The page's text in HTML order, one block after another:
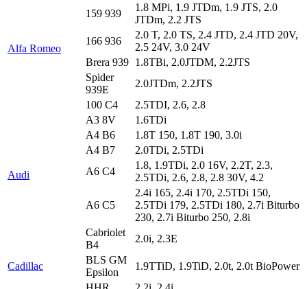
Alfa Romeo
159 939
1.8 MPi, 1.9 JTDm, 1.9 JTS, 2.0
JTDm, 2.2 JTS
166 936
2.0 T, 2.0 TS, 2.4 JTD, 2.4 JTD 20V,
2.5 24V, 3.0 24V
Brera 939 1.8TBi, 2.0JTDM, 2.2JTS
Spider
939E
2.0JTDm, 2.2JTS
Audi
100 C4
2.5TDI, 2.6, 2.8
A3 8V
1.6TDi
A4 B6
1.8T 150, 1.8T 190, 3.0i
A4 B7
2.0TDi, 2.5TDi
A6 C4
1.8, 1.9TDi, 2.0 16V, 2.2T, 2.3,
2.5TDi, 2.6, 2.8, 2.8 30V, 4.2
A6 C5
2.4i 165, 2.4i 170, 2.5TDi 150,
2.5TDi 179, 2.5TDi 180, 2.7i Biturbo
230, 2.7i Biturbo 250, 2.8i
Cabriolet
B4
2.0i, 2.3E
Cadillac
BLS GM
Epsilon
1.9TTiD, 1.9TiD, 2.0t, 2.0t BioPower